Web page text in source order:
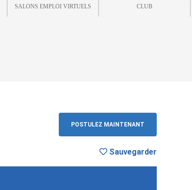
SALONS EMPLOI VIRTUELS CLUB
POSTULEZ MAINTENANT
Sauvegarder